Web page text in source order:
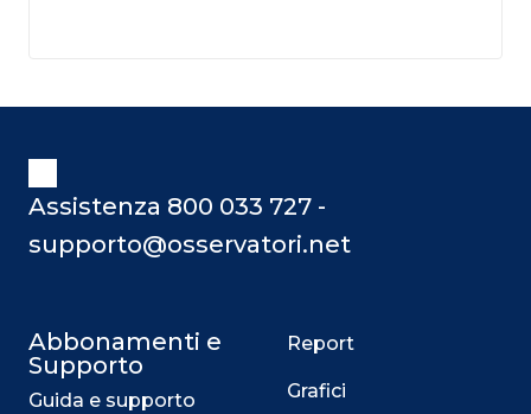
Assistenza 800 033 727 -
supporto@osservatori.net
Abbonamenti e
Supporto
Guida e supporto
Report
Grafici